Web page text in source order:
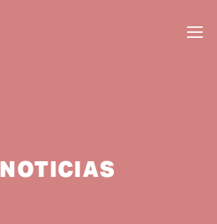
NOTICIAS